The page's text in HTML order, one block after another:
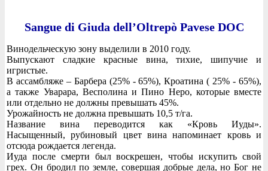
Sangue di Giuda dell’Oltrepò Pavese DOC
Винодельческую зону выделили в 2010 году.
Выпускают сладкие красные вина, тихие, шипучие и
игристые.
В ассамбляже – Барбера (25% - 65%), Кроатина ( 25% - 65%),
а также Уварара, Весполина и Пино Неро, которые вместе
или отдельно не должны превышать 45%.
Урожайность не должна превышать 10,5 т/га.
Название вина переводится как «Кровь Иуды».
Насыщенный, рубиновый цвет вина напоминает кровь и
отсюда рождается легенда.
Иуда после смерти был воскрешен, чтобы искупить свой
грех. Он бродил по земле, совершая добрые дела, но Бог не